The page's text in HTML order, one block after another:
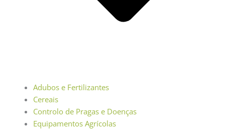
Adubos e Fertilizantes
Cereais
Controlo de Pragas e Doenças
Equipamentos Agrícolas